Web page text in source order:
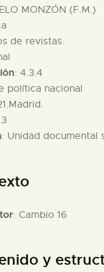
MONZÓN (F.M.)
de revistas.
: 4.3.4
política nacional
: Unidad documental
: Cambio 16
y